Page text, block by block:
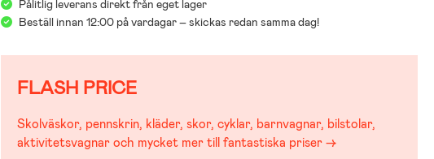
Pålitlig leverans direkt från eget lager
Beställ innan 12:00 på vardagar – skickas redan samma dag!
FLASH PRICE
Skolväskor, pennskrin, kläder, skor, cyklar, barnvagnar, bilstolar,
aktivitetsvagnar och mycket mer till fantastiska priser →